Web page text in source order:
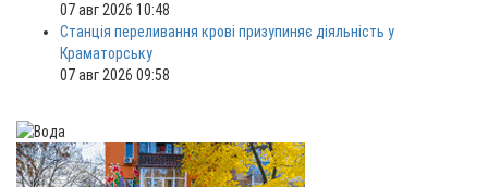
07 авг 2026 10:48
Станція переливання крові призупиняє діяльність у
Краматорську
07 авг 2026 09:58